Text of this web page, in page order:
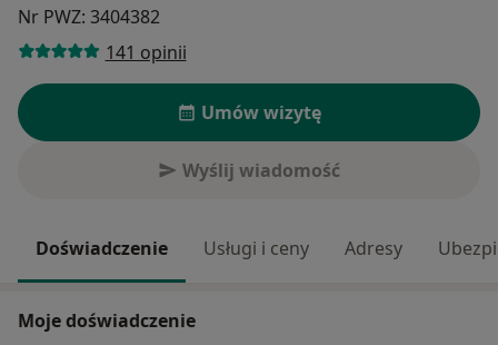
Nr PWZ: 3404382
141 opinii
Umów wizytę
Wyślij wiadomość
Doświadczenie Usługi i ceny Adresy
Moje doświadczenie